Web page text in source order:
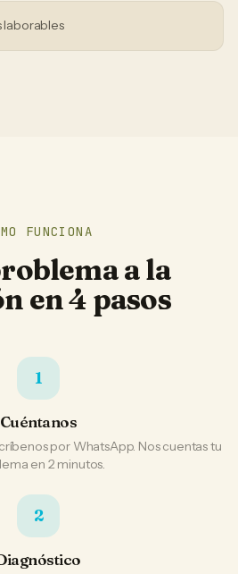
laborables
FUNCIONA
a la
en 4 pasos
1
Cuéntanos
por WhatsApp. Nos cuentas tu
en 2 minutos.
2